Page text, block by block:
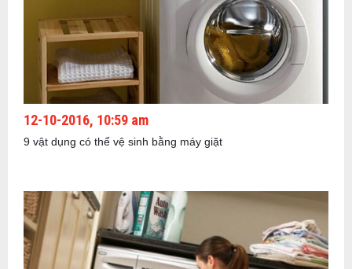
12-10-2016, 10:59 am
9 vật dụng có thể vệ sinh bằng máy giặt